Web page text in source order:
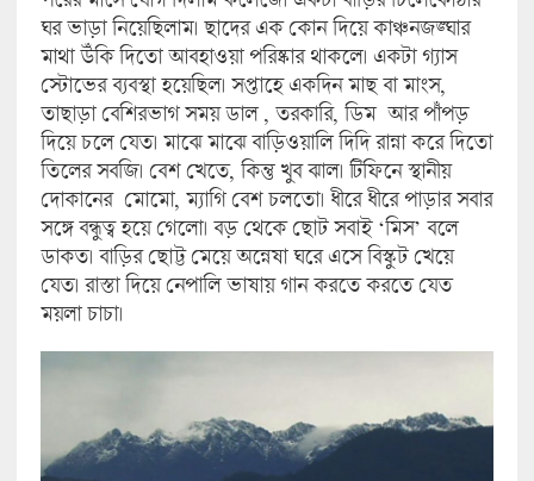
ঘর ভাড়া নিয়েছিলাম। ছাদের এক কোন দিয়ে কাঞ্চনজঙ্ঘার
মাথা উঁকি দিতো আবহাওয়া পরিষ্কার থাকলে। একটা গ্যাস
স্টোভের ব্যবস্থা হয়েছিল। সপ্তাহে একদিন মাছ বা মাংস,
তাছাড়া বেশিরভাগ সময় ডাল , তরকারি, ডিম আর পাঁপড়
দিয়ে চলে যেত। মাঝে মাঝে বাড়িওয়ালি দিদি রান্না করে দিতো
তিলের সবজি। বেশ খেতে, কিন্তু খুব ঝাল। টিফিনে স্থানীয়
দোকানের মোমো, ম্যাগি বেশ চলতো। ধীরে ধীরে পাড়ার সবার
সঙ্গে বন্ধুত্ব হয়ে গেলো। বড় থেকে ছোট সবাই ‘মিস’ বলে
ডাকত। বাড়ির ছোট্ট মেয়ে অন্নেষা ঘরে এসে বিস্কুট খেয়ে
যেত। রাস্তা দিয়ে নেপালি ভাষায় গান করতে করতে যেত
ময়লা চাচা।